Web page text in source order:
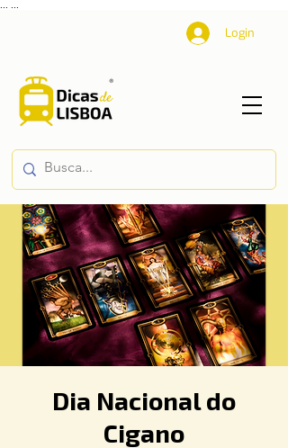
Login
Dia Nacional do
Cigano